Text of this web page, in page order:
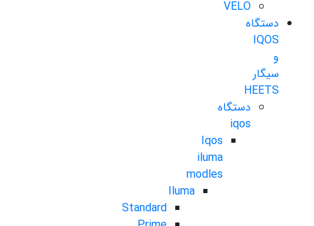
VELO
دستگاه
IQOS
و
سیگار
HEETS
دستگاه
iqos
Iqos
iluma
modles
Iluma
Standard